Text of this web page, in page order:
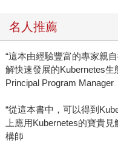
名人推薦
“這本由經驗豐富的專家親
解快速發展的Kubernetes
Principal Program Manager
“從這本書中，可以得到
上應用Kubernetes的寶貴
構師